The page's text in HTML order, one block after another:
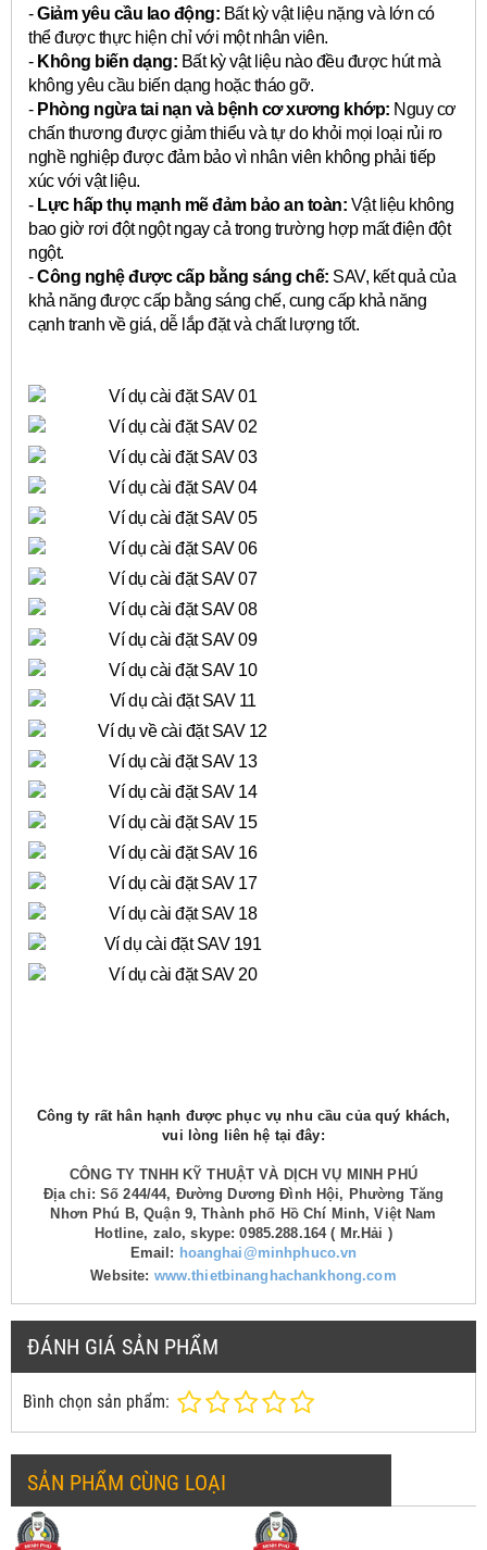
-Giảm yêu cầu lao động: Bất kỳ vật liệu nặng và lớn có
thể được thực hiện chỉ với một nhân viên.
- Không biến dạng: Bất kỳ vật liệu nào đều được hút mà
không yêu cầu biến dạng hoặc tháo gỡ.
- Phòng ngừa tai nạn và bệnh cơ xương khớp: Nguy cơ
chấn thương được giảm thiểu và tự do khỏi mọi loại rủi ro
nghề nghiệp được đảm bảo vì nhân viên không phải tiếp
xúc với vật liệu.
- Lực hấp thụ mạnh mẽ đảm bảo an toàn: Vật liệu không
bao giờ rơi đột ngột ngay cả trong trường hợp mất điện đột
ngột.
-Công nghệ được cấp bằng sáng chế: SAV, kết quả của
khả năng được cấp bằng sáng chế, cung cấp khả năng
cạnh tranh về giá, dễ lắp đặt và chất lượng tốt.
Công ty rất hân hạnh được phục vụ nhu cầu của quý khách,
vui lòng liên hệ tại đây:
CÔNG TY TNHH KỸ THUẬT VÀ DỊCH VỤ MINH PHÚ
Địa chỉ: Số 244/44, Đường Dương Đình Hội, Phường Tăng
Nhơn Phú B, Quận 9, Thành phố Hồ Chí Minh, Việt Nam
Hotline, zalo, skype: 0985.288.164 ( Mr.Hải )
Email: hoanghai@minhphuco.vn
Website: www.thietbinanghachankhong.com
ĐÁNH GIÁ SẢN PHẨM
Bình chọn sản phẩm:
SẢN PHẨM CÙNG LOẠI